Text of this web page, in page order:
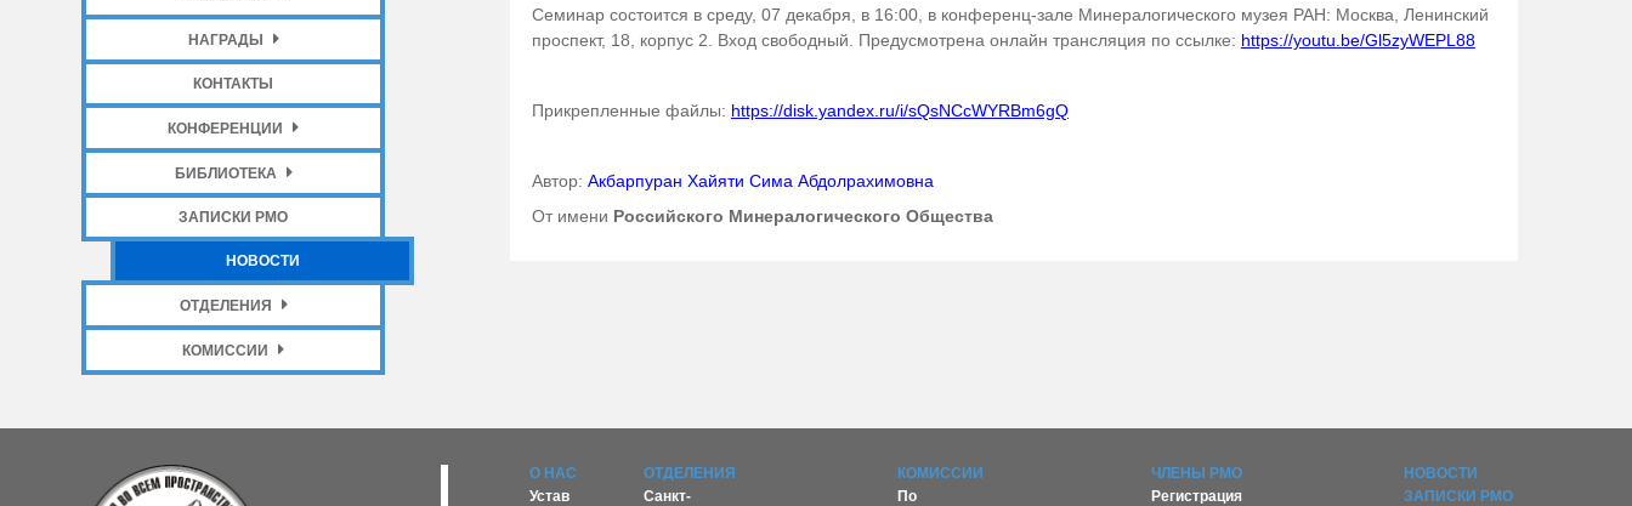
НАГРАДЫ
КОНТАКТЫ
КОНФЕРЕНЦИИ
БИБЛИОТЕКА
ЗАПИСКИ РМО
НОВОСТИ
ОТДЕЛЕНИЯ
КОМИССИИ
Семинар состоится в среду, 07 декабря, в 16:00, в конференц-зале Минералогического музея РАН: Москва, Ленинский
проспект, 18, корпус 2. Вход свободный. Предусмотрена онлайн трансляция по ссылке: https://youtu.be/Gl5zyWEPL88
Прикрепленные файлы: https://disk.yandex.ru/i/sQsNCcWYRBm6gQ
Автор: Акбарпуран Хайяти Сима Абдолрахимовна
От имени Российского Минералогического Общества
О НАС
Устав
ОТДЕЛЕНИЯ
Санкт-
КОМИССИИ
По
ЧЛЕНЫ РМО
Регистрация
НОВОСТИ
ЗАПИСКИ РМО